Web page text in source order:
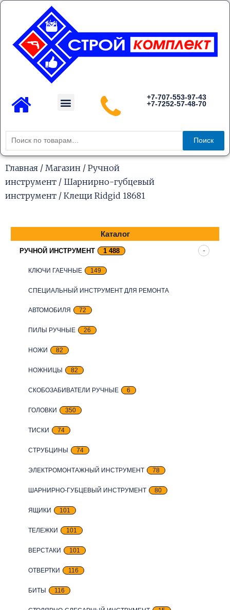
Перейти
содержимому
Menu
+7-707-553-97-43
+7-7252-57-48-70
Искать:
Поиск
Главная / Магазин / Ручной
инструмент / Шарнирно-губцевый
инструмент / Клещи Ridgid 18681
Каталог
РУЧНОЙ ИНСТРУМЕНТ 1 488
КЛЮЧИ ГАЕЧНЫЕ 149
СПЕЦИАЛЬНЫЙ ИНСТРУМЕНТ ДЛЯ РЕМОНТА
АВТОМОБИЛЯ 72
ПИЛЫ РУЧНЫЕ 26
НОЖИ 82
НОЖНИЦЫ 82
СКОБОЗАБИВАТЕЛИ РУЧНЫЕ 6
ГОЛОВКИ 350
ТИСКИ 74
СТРУБЦИНЫ 74
ЭЛЕКТРОМОНТАЖНЫЙ ИНСТРУМЕНТ 78
ШАРНИРНО-ГУБЦЕВЫЙ ИНСТРУМЕНТ 80
ЯЩИКИ 101
ТЕЛЕЖКИ 101
ВЕРСТАКИ 101
ОТВЕРТКИ 116
БИТЫ 116